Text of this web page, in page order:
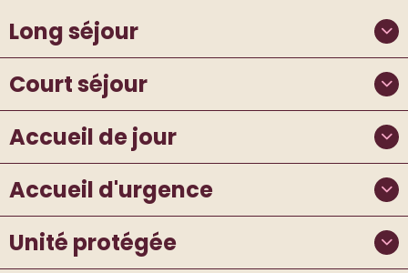
Long séjour
Court séjour
Accueil de jour
Accueil d'urgence
Unité protégée